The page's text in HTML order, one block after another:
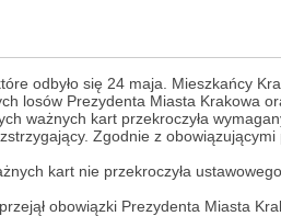
odbyło się 24 maja. Mieszkańcy
losów Prezydenta Miasta Krakowa
ważnych kart przekroczyła
Zgodnie z
kart nie przekroczyła
obowiązki Prezydenta Miasta